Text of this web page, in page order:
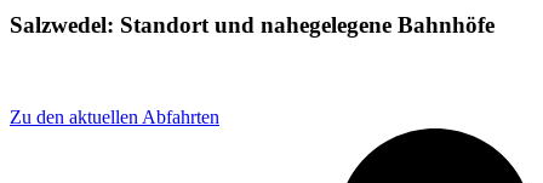
Salzwedel: Standort und nahegelegene Bahnhöfe
Zu den aktuellen Abfahrten